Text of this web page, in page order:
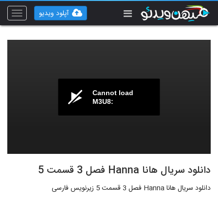
Toggle
آپلود ویدیو
Cannot load
M3U8:
دانلود سریال هانا Hanna فصل 3 قسمت 5
دانلود سریال هانا Hanna فصل 3 قسمت 5 زیرنویس فارسی